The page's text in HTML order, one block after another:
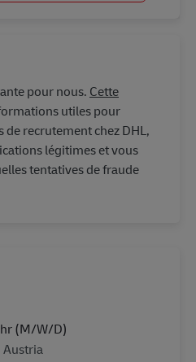
pour nous. Cette
utiles pour
recrutement chez DHL,
légitimes et vous
tentatives de fraude
(M/W/D)
Austria